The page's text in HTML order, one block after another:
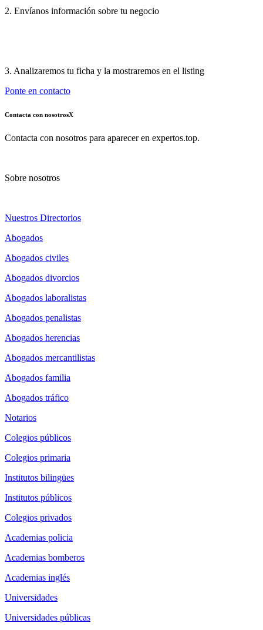
2. Envíanos información sobre tu negocio
3. Analizaremos tu ficha y la mostraremos en el listing
Ponte en contacto
Contacta con nosotrosX
Contacta con nosotros para aparecer en expertos.top.
Sobre nosotros
Nuestros Directorios
Abogados
Abogados civiles
Abogados divorcios
Abogados laboralistas
Abogados penalistas
Abogados herencias
Abogados mercantilistas
Abogados familia
Abogados tráfico
Notarios
Colegios públicos
Colegios primaria
Institutos bilingües
Institutos públicos
Colegios privados
Academias policia
Academias bomberos
Academias inglés
Universidades
Universidades públicas